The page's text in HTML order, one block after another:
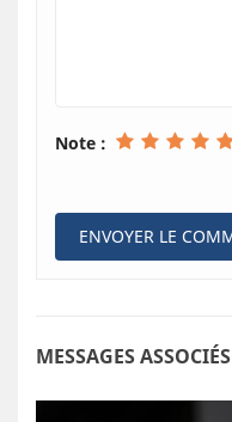
Note :
MESSAGES ASSOCIÉS